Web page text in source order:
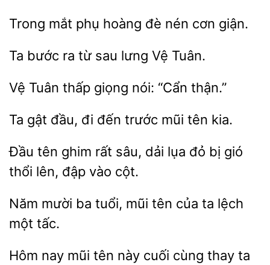
Trong phụ đè nén cơn
Ta ra từ lưng Vệ
Tuân thấp nói: thận.”
Ta gật đầu, đi trước tên
Đầu tên sâu, dải
đỏ bị gió
thổi lên, đập vào cột.
Năm mười
mũi tên của ta lệch
tấc.
Hôm nay mũi tên
cuối cùng thay